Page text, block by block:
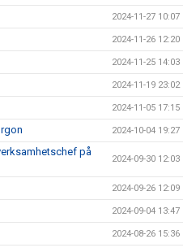
2024-11-27 10:07
2024-11-26 12:20
2024-11-25 14:03
2024-11-19 23:02
2024-11-05 17:15
2024-10-04 19:27
på
2024-09-30 12:03
2024-09-26 12:09
2024-09-04 13:47
2024-08-26 15:36